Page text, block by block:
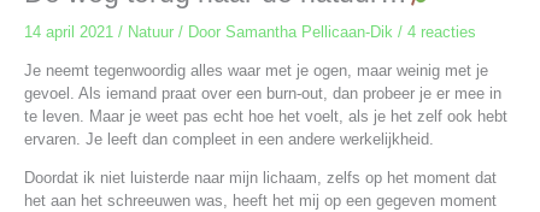
14 april 2021 / Natuur/ Door Samantha Pellicaan-Dik / 4 reacties
Je neemt tegenwoordig alles waar met je ogen, maar weinig met je
gevoel. Als iemand praat over een burn-out, dan probeer je er mee in
te leven. Maar je weet pas echt hoe het voelt, als je het zelf ook hebt
ervaren. Je leeft dan compleet in een andere werkelijkheid.
Doordat ik niet luisterde naar mijn lichaam, zelfs op het moment dat
het aan het schreeuwen was, heeft het mij op een gegeven moment